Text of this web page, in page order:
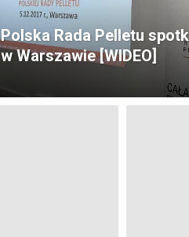
Polska Rada Pelletu
w Warszawie [WIDEO]